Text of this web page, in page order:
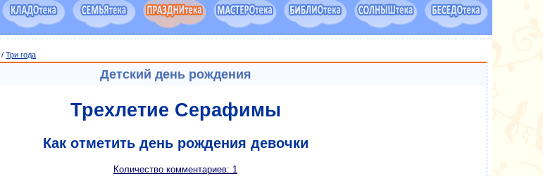
/ Три года
Детский день рождения
Трехлетие Серафимы
Как отметить день рождения девочки
Количество комментариев: 1